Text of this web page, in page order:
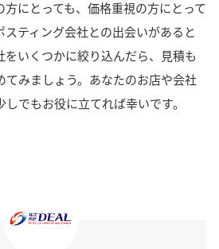
にとっても、価格重視の方にとって
ティング会社との出会いがあると
をいくつかに絞り込んだら、見積も
みましょう。 あなたのお店や会社
でもお役に立てれば幸いです。